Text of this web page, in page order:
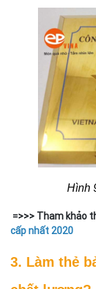
Hình
=>>> Tham khảo
cấp nhất 2020
3. Làm thẻ